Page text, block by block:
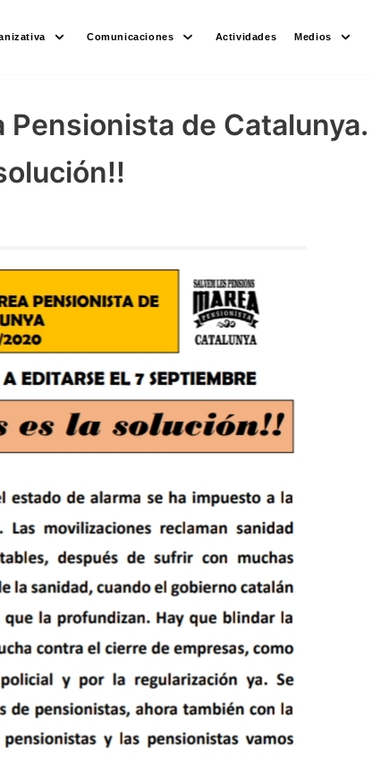
Comunicaciones Actividades Medios
Pensionista de Catalunya.